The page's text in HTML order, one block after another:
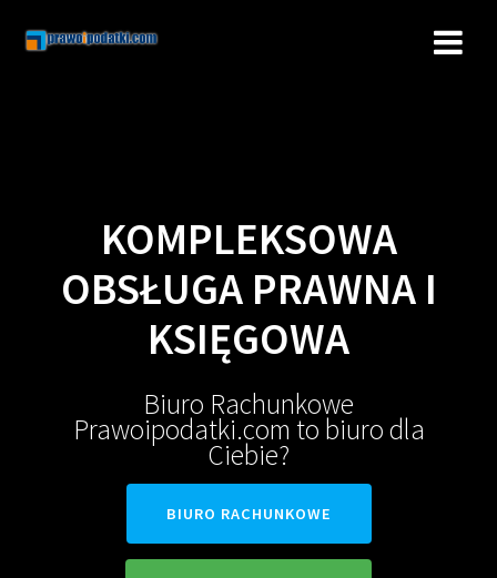
KOMPLEKSOWA
OBSŁUGA PRAWNA I
KSIĘGOWA
Biuro Rachunkowe
Prawoipodatki.com to biuro dla
Ciebie?
BIURO RACHUNKOWE